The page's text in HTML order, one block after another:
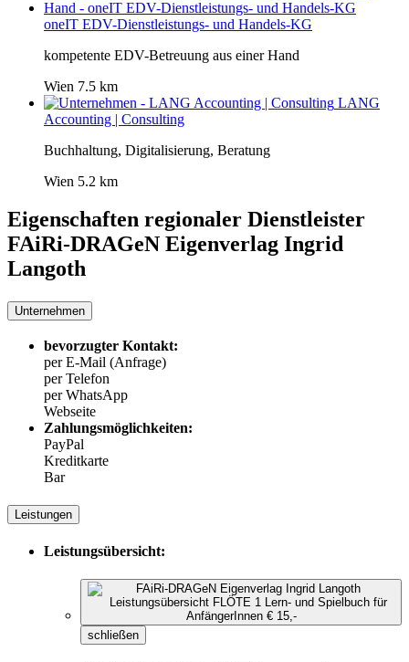
oneIT EDV-Dienstleistungs- und Handels-KG
kompetente EDV-Betreuung aus einer Hand
Wien 7.5 km
LANG
Accounting | Consulting
Buchhaltung, Digitalisierung, Beratung
Wien 5.2 km
Eigenschaften regionaler Dienstleister
FAiRi-DRAGeN Eigenverlag Ingrid
Langoth
Unternehmen
bevorzugter Kontakt:
per E-Mail (Anfrage)
per Telefon
per WhatsApp
Webseite
Zahlungsmöglichkeiten:
PayPal
Kreditkarte
Bar
Leistungen
Leistungsübersicht:
schließen